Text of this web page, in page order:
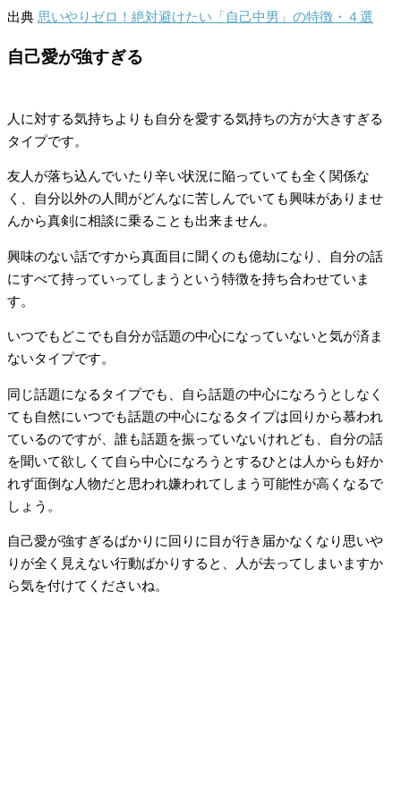
出典 思いやりゼロ！絶対避けたい「自己中男」の特徴・４選
自己愛が強すぎる
人に対する気持ちよりも自分を愛する気持ちの方が大きすぎる
タイプです。
友人が落ち込んでいたり辛い状況に陥っていても全く関係な
く、自分以外の人間がどんなに苦しんでいても興味がありませ
んから真剣に相談に乗ることも出来ません。
興味のない話ですから真面目に聞くのも億劫になり、自分の話
にすべて持っていってしまうという特徴を持ち合わせていま
す。
いつでもどこでも自分が話題の中心になっていないと気が済ま
ないタイプです。
同じ話題になるタイプでも、自ら話題の中心になろうとしなく
ても自然にいつでも話題の中心になるタイプは回りから慕われ
ているのですが、誰も話題を振っていないけれども、自分の話
を聞いて欲しくて自ら中心になろうとするひとは人からも好か
れず面倒な人物だと思われ嫌われてしまう可能性が高くなるで
しょう。
自己愛が強すぎるばかりに回りに目が行き届かなくなり思いや
りが全く見えない行動ばかりすると、人が去ってしまいますか
ら気を付けてくださいね。